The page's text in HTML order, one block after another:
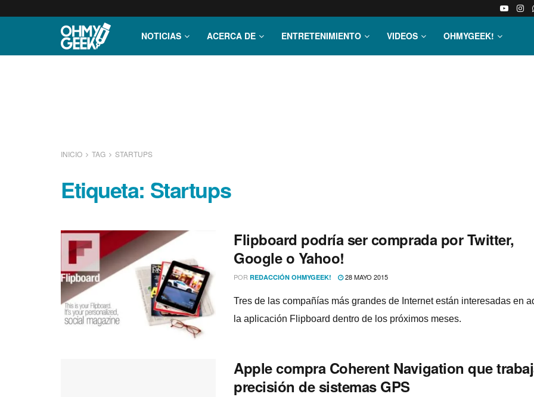
NOTICIAS ACERCA DE ENTRETENIMIENTO VIDEOS OHMYGEEK!
INICIO TAG STARTUPS
Etiqueta: Startups
Flipboard podrí­a ser comprada por Twitter,
Google o Yahoo!
POR REDACCIÓN OHMYGEEK! 28 MAYO 2015
Tres de las compañí­as más grandes de Internet están interesadas en
la aplicación Flipboard dentro de los próximos meses.
Apple compra Coherent Navigation que
precisión de sistemas GPS